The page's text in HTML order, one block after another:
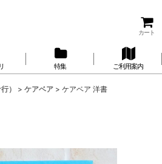
カート
特集 ご利用案内
） > ケアベア > ケアベア 洋書